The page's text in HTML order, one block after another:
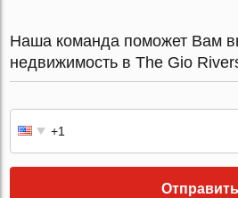
Наша команда поможет Вам
недвижимость в The Gio
Отправить